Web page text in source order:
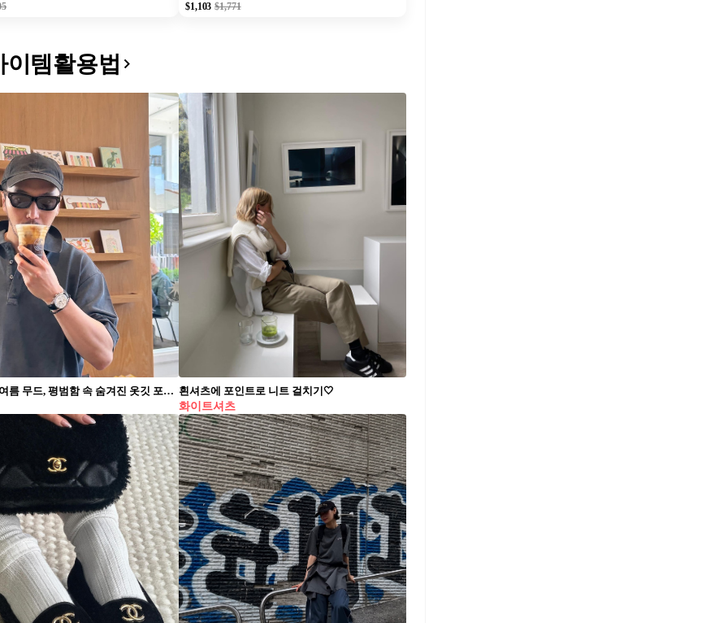
$1,103 $1,771
이템활용법
요한 형의 여름 무드, 평범함 속 숨겨진 옷깃 포인트 알아보기👕 ⁠ 셔츠 한 장도 넥 라인 디자인에 따라 전혀 다른 인상을 줄 수 있습니다. 특히 칼라 디테일은 셔츠나 폴로티처럼 캐주얼한 아이템에 은은한 품격을 더하는 핵심 요소죠. 변요한의 여름 스타일링은 이 ‘칼라’ 디테일을 통해 담백하면서도 인상적인 무드를 완성합니다.⁠ ⁠ 셔츠 칼라의 단정함과 폴로티 칼라의 여유로움은 그의 여름 룩에서 미묘한 긴장감과 스타일의 깊이를 만들어냅니다.⁠ 흰셔츠에 포인트로 니트 걸치기🤍
화이트셔츠